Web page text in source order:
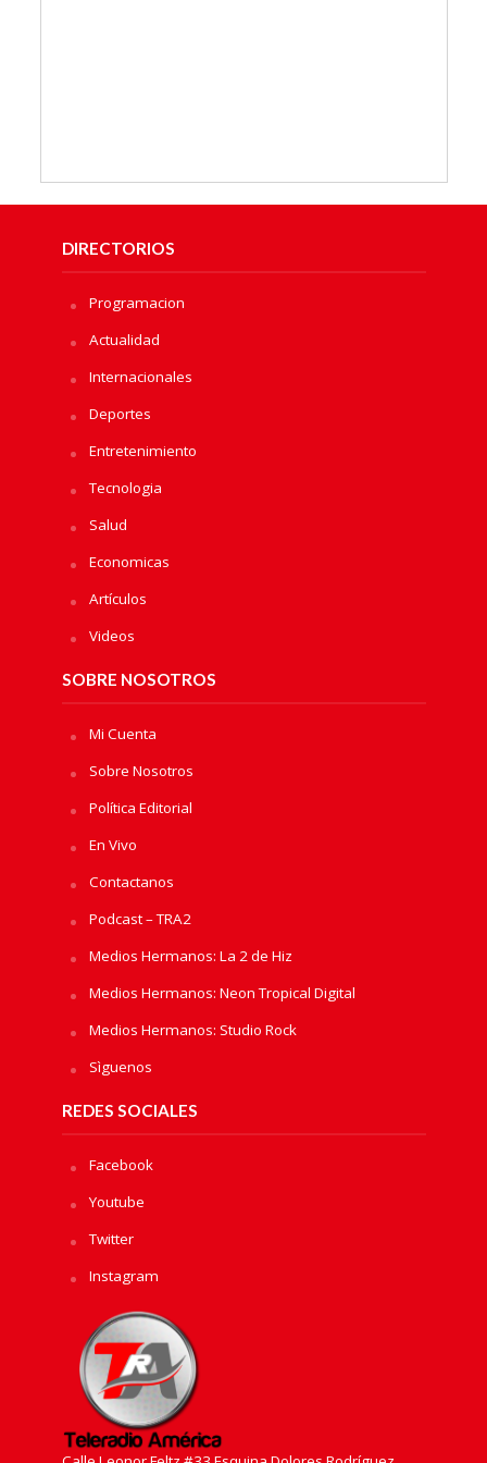
DIRECTORIOS
Programacion
Actualidad
Internacionales
Deportes
Entretenimiento
Tecnologia
Salud
Economicas
Artículos
Videos
SOBRE NOSOTROS
Mi Cuenta
Sobre Nosotros
Política Editorial
En Vivo
Contactanos
Podcast – TRA2
Medios Hermanos: La 2 de Hiz
Medios Hermanos: Neon Tropical Digital
Medios Hermanos: Studio Rock
Sìguenos
REDES SOCIALES
Facebook
Youtube
Twitter
Instagram